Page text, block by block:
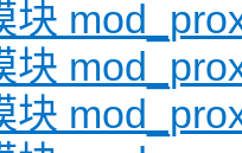
块
块
块